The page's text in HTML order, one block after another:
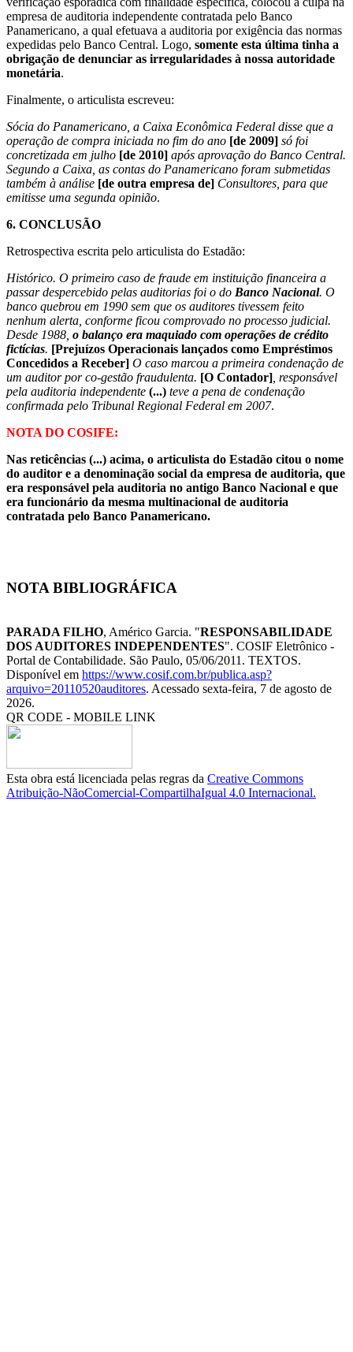
empresa de auditoria independente contratada pelo Banco
Panamericano, a qual efetuava a auditoria por exigência das normas
expedidas pelo Banco Central. Logo, somente esta última tinha a
obrigação de denunciar as irregularidades à nossa autoridade
monetária.
Finalmente, o articulista escreveu:
Sócia do Panamericano, a Caixa Econômica Federal disse que a
operação de compra iniciada no fim do ano [de 2009] só foi
concretizada em julho [de 2010] após aprovação do Banco Central.
Segundo a Caixa, as contas do Panamericano foram submetidas
também à análise [de outra empresa de] Consultores, para que
emitisse uma segunda opinião.
6. CONCLUSÃO
Retrospectiva escrita pelo articulista do Estadão:
Histórico. O primeiro caso de fraude em instituição financeira a
passar despercebido pelas auditorias foi o do Banco Nacional. O
banco quebrou em 1990 sem que os auditores tivessem feito
nenhum alerta, conforme ficou comprovado no processo judicial.
Desde 1988, o balanço era maquiado com operações de crédito
fictícias. [Prejuízos Operacionais lançados como Empréstimos
Concedidos a Receber] O caso marcou a primeira condenação de
um auditor por co-gestão fraudulenta. [O Contador] , responsável
pela auditoria independente (...) teve a pena de condenação
confirmada pelo Tribunal Regional Federal em 2007.
NOTA DO COSIFE:
Nas reticências (...) acima, o articulista do Estadão citou o nome
do auditor e a denominação social da empresa de auditoria, que
era responsável pela auditoria no antigo Banco Nacional e que
era funcionário da mesma multinacional de auditoria
contratada pelo Banco Panamericano.
NOTA BIBLIOGRÁFICA
PARADA FILHO, Américo Garcia. "RESPONSABILIDADE
DOS AUDITORES INDEPENDENTES". COSIF Eletrônico -
Portal de Contabilidade. São Paulo, 05/06/2011. TEXTOS.
Disponível em https://www.cosif.com.br/publica.asp?
arquivo=20110520auditores. Acessado sexta-feira, 7 de agosto de
2026.
QR CODE - MOBILE LINK
Esta obra está licenciada pelas regras da Creative Commons
Atribuição-NãoComercial-CompartilhaIgual 4.0 Internacional.